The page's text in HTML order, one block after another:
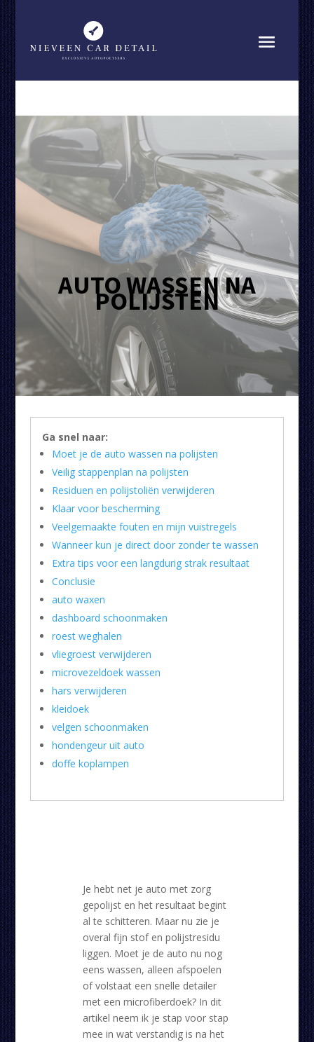
AUTO WASSEN NA
POLIJSTEN
Ga snel naar:
Moet je de auto wassen na polijsten
Veilig stappenplan na polijsten
Residuen en polijstoliën verwijderen
Klaar voor bescherming
Veelgemaakte fouten en mijn vuistregels
Wanneer kun je direct door zonder te wassen
Extra tips voor een langdurig strak resultaat
Conclusie
auto waxen
dashboard schoonmaken
roest weghalen
vliegroest verwijderen
microvezeldoek wassen
hars verwijderen
kleidoek
velgen schoonmaken
hondengeur uit auto
doffe koplampen
Je hebt net je auto met zorg
gepolijst en het resultaat begint
al te schitteren. Maar nu zie je
overal fijn stof en polijstresidu
liggen. Moet je de auto nu nog
eens wassen, alleen afspoelen
of volstaat een snelle detailer
met een microfiberdoek? In dit
artikel neem ik je stap voor stap
mee in wat verstandig is na het